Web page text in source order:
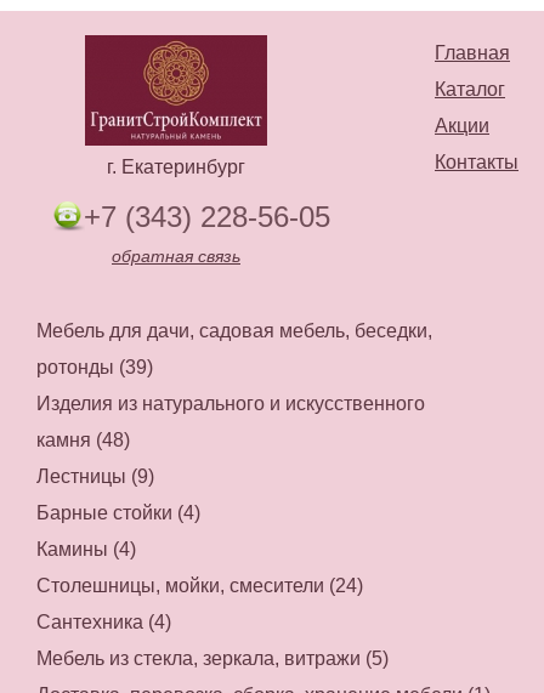
Главная
Каталог
Акции
Контакты
г. Екатеринбург
+7 (343) 228-56-05
обратная связь
Мебель для дачи, садовая мебель, беседки,
ротонды (39)
Изделия из натурального и искусственного
камня (48)
Лестницы (9)
Барные стойки (4)
Камины (4)
Столешницы, мойки, смесители (24)
Сантехника (4)
Мебель из стекла, зеркала, витражи (5)